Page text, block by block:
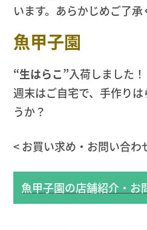
います。あらかじめご了承
魚甲子園
“生はらこ”入荷しました！
週末はご自宅で、手作り
うか？
< お買い求め・お問い合わ
魚甲子園の店舗紹介・お